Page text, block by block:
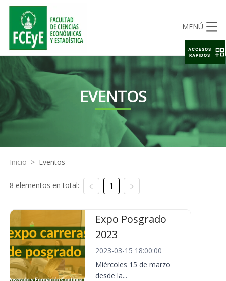
MENÚ
EVENTOS
Inicio > Eventos
8 elementos en total: 1
Expo Posgrado
2023
2023-03-15 18:00:00
Miércoles 15 de marzo
desde la...
ACCESOS
RAPIDOS